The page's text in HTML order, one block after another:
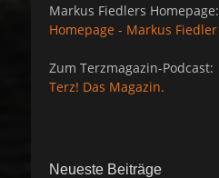
Markus Fiedlers Homepage:
Homepage - Markus Fiedler
Zum Terzmagazin-Podcast:
Terz! Das Magazin.
Neueste Beiträge